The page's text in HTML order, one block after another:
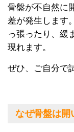
骨盤が不自然に
差が発生します
っ張ったり、緩
現れます。
ぜひ、ご自分で
なぜ骨盤は開